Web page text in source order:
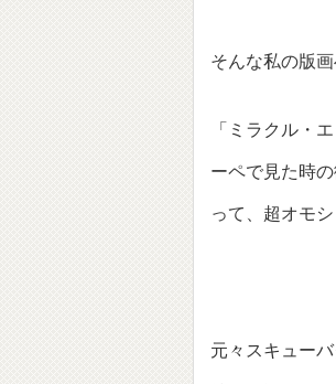
そんな私の版
「ミラクル・
ーペで見た時
って、超オモシ
元々スキュー